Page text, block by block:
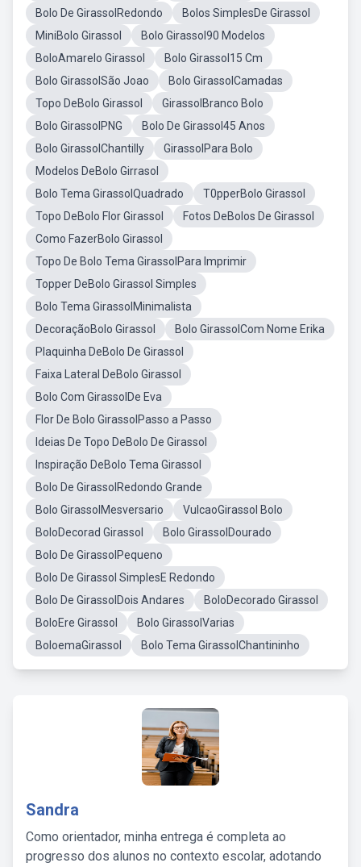
Bolo De GirassolRedondo
Bolos SimplesDe Girassol
MiniBolo Girassol
Bolo Girassol90 Modelos
BoloAmarelo Girassol
Bolo Girassol15 Cm
Bolo GirassolSão Joao
Bolo GirassolCamadas
Topo DeBolo Girassol
GirassolBranco Bolo
Bolo GirassolPNG
Bolo De Girassol45 Anos
Bolo GirassolChantilly
GirassolPara Bolo
Modelos DeBolo Girrasol
Bolo Tema GirassolQuadrado
T0pperBolo Girassol
Topo DeBolo Flor Girassol
Fotos DeBolos De Girassol
Como FazerBolo Girassol
Topo De Bolo Tema GirassolPara Imprimir
Topper DeBolo Girassol Simples
Bolo Tema GirassolMinimalista
DecoraçãoBolo Girassol
Bolo GirassolCom Nome Erika
Plaquinha DeBolo De Girassol
Faixa Lateral DeBolo Girassol
Bolo Com GirassolDe Eva
Flor De Bolo GirassolPasso a Passo
Ideias De Topo DeBolo De Girassol
Inspiração DeBolo Tema Girassol
Bolo De GirassolRedondo Grande
Bolo GirassolMesversario
VulcaoGirassol Bolo
BoloDecorad Girassol
Bolo GirassolDourado
Bolo De GirassolPequeno
Bolo De Girassol SimplesE Redondo
Bolo De GirassolDois Andares
BoloDecorado Girassol
BoloEre Girassol
Bolo GirassolVarias
BoloemaGirassol
Bolo Tema GirassolChantininho
Sandra
Como orientador, minha entrega é completa ao
progresso dos alunos no contexto escolar, adotando